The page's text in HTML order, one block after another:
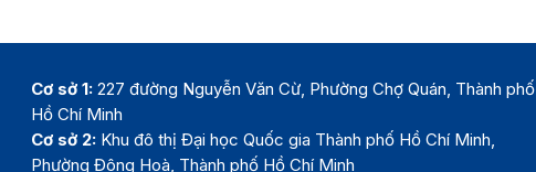
Cơ sở 1: 227 đường Nguyễn Văn Cừ, Phường Chợ Quán, Thành phố
Hồ Chí Minh
Cơ sở 2: Khu đô thị Đại học Quốc gia Thành phố Hồ Chí Minh,
Phường Đông Hoà, Thành phố Hồ Chí Minh